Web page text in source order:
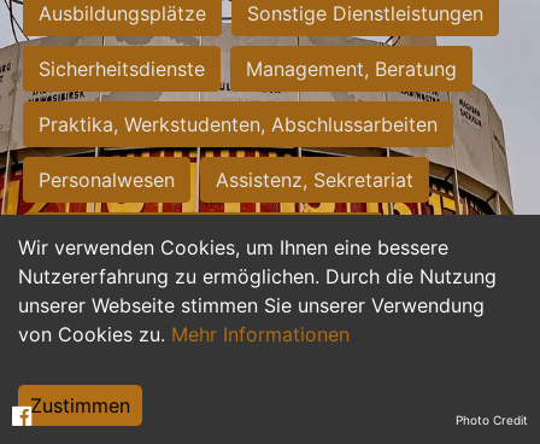
Wir verwenden Cookies, um Ihnen eine bessere
Nutzererfahrung zu ermöglichen. Durch die Nutzung
unserer Webseite stimmen Sie unserer Verwendung
von Cookies zu. Mehr Informationen
Zustimmen
Ausbildungsplätze Sonstige Dienstleistungen
Sicherheitsdienste Management, Beratung
Praktika, Werkstudenten, Abschlussarbeiten
Personalwesen Assistenz, Sekretariat
Hilfskräfte, Aushilfs- und Nebenjobs
Einkauf, Logistik, Materialwirtschaft
Weiterbildung, Studium, duale Ausbildung
Tourismus
Photo Credit